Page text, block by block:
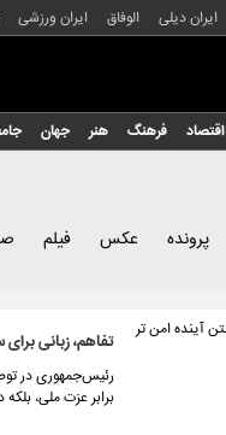
ایران دیلی الوفاق ایران ورزشی
اقتصاد فرهنگ هنر جهان
پرونده عکس فیلم
تفاهم، زبانی
رئیس‌جمهوری در
برابر عزت ملی،